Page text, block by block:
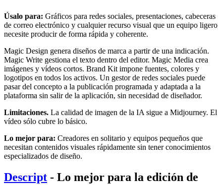
Úsalo para: Gráficos para redes sociales, presentaciones, cabeceras
de correo electrónico y cualquier recurso visual que un equipo ligero
necesite producir de forma rápida y coherente.
Magic Design genera diseños de marca a partir de una indicación.
Magic Write gestiona el texto dentro del editor. Magic Media crea
imágenes y vídeos cortos. Brand Kit impone fuentes, colores y
logotipos en todos los activos. Un gestor de redes sociales puede
pasar del concepto a la publicación programada y adaptada a la
plataforma sin salir de la aplicación, sin necesidad de diseñador.
Limitaciones. La calidad de imagen de la IA sigue a Midjourney. El
vídeo sólo cubre lo básico.
Lo mejor para: Creadores en solitario y equipos pequeños que
necesitan contenidos visuales rápidamente sin tener conocimientos
especializados de diseño.
Descript - Lo mejor para la edición de